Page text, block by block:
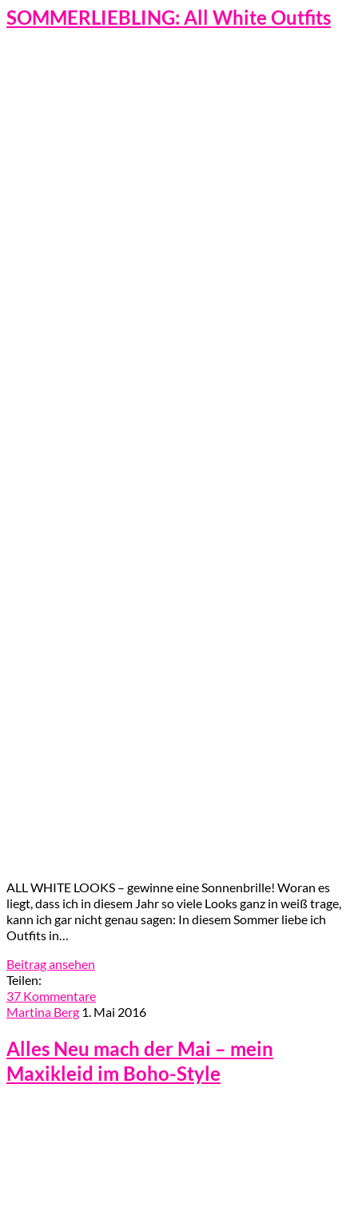
SOMMERLIEBLING: All White Outfits
ALL WHITE LOOKS – gewinne eine Sonnenbrille! Woran es
liegt, dass ich in diesem Jahr so viele Looks ganz in weiß trage,
kann ich gar nicht genau sagen: In diesem Sommer liebe ich
Outfits in…
Beitrag ansehen
Teilen:
37 Kommentare
Martina Berg 1. Mai 2016
Alles Neu mach der Mai – mein
Maxikleid im Boho-Style